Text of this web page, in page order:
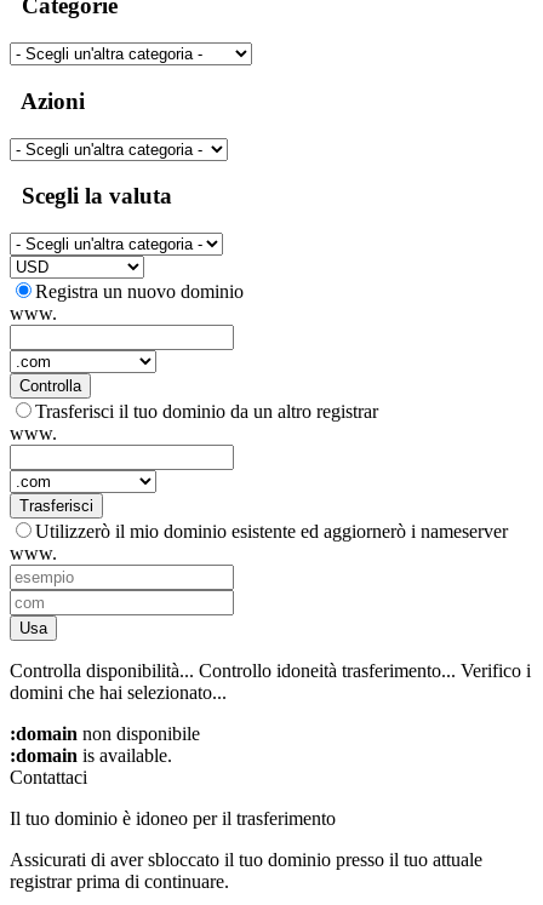
Categorie
Azioni
Scegli la valuta
Registra un nuovo dominio
www.
Controlla
Trasferisci il tuo dominio da un altro registrar
www.
Trasferisci
Utilizzerò il mio dominio esistente ed aggiornerò i nameserver
www.
Usa
Controlla disponibilità... Controllo idoneità trasferimento... Verifico i
domini che hai selezionato...
:domain non disponibile
:domain is available.
Contattaci
Il tuo dominio è idoneo per il trasferimento
Assicurati di aver sbloccato il tuo dominio presso il tuo attuale
registrar prima di continuare.